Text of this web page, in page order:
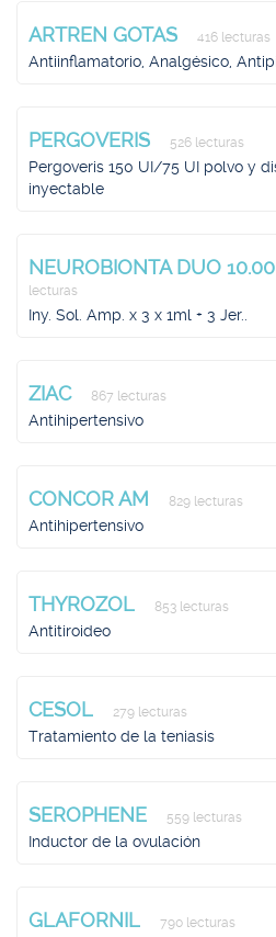
ARTREN GOTAS 416 lecturas
Antiinflamatorio, Analgésico,
PERGOVERIS 526 lecturas
Pergoveris 150 UI/75 UI polvo y
inyectable
NEUROBIONTA DUO
lecturas
Iny. Sol. Amp. x 3 x 1ml + 3 Jer..
ZIAC 867 lecturas
Antihipertensivo
CONCOR AM 829 lecturas
Antihipertensivo
THYROZOL 853 lecturas
Antitiroideo
CESOL 279 lecturas
Tratamiento de la teniasis
SEROPHENE 559 lecturas
Inductor de la ovulación
GLAFORNIL 790 lecturas